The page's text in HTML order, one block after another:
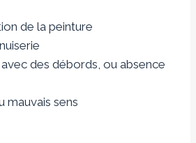
de la peinture
des débords, ou absence
mauvais sens